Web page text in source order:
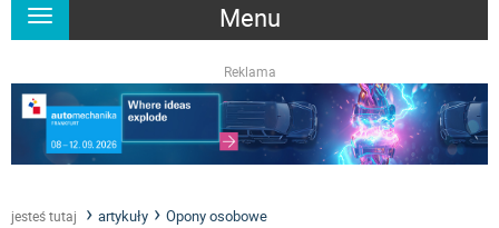
Menu
Rozwiń
Reklama
jesteś tutaj artykuły Opony osobowe